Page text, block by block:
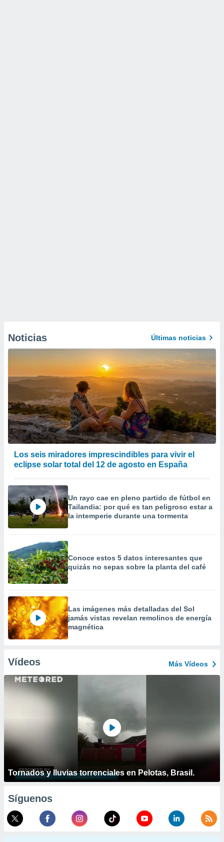
Noticias Últimas noticias
Los seis miradores imprescindibles para vivir el
eclipse solar total del 12 de agosto en España
Un rayo cae en pleno partido de fútbol en
Tailandia: por qué es tan peligroso estar a
la intemperie durante una tormenta
Conoce estos 5 datos interesantes que
quizás no sepas sobre la planta del café
Las imágenes más detalladas del Sol
jamás vistas revelan remolinos de energía
magnética
Vídeos Más Vídeos
Tornados y lluvias torrenciales en Pelotas, Brasil.
Síguenos